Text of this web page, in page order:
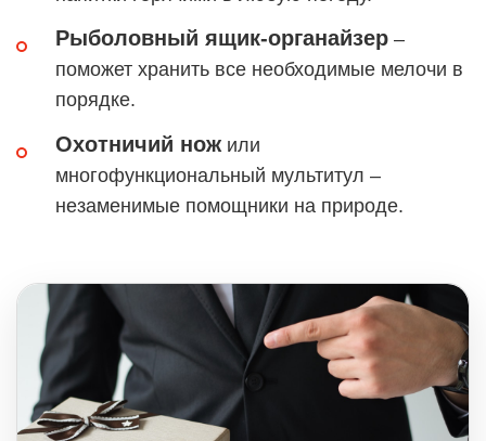
Рыболовный ящик-органайзер –
поможет хранить все необходимые мелочи в
порядке.
Охотничий нож или
многофункциональный мультитул –
незаменимые помощники на природе.